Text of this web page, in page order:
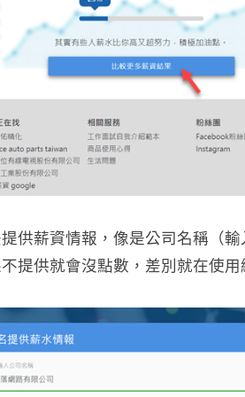
供薪資情報，像是公司名稱（輸
提供就會沒點數，差別就在使